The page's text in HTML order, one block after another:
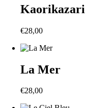
Kaorikazari
€28,00
La Mer
€28,00